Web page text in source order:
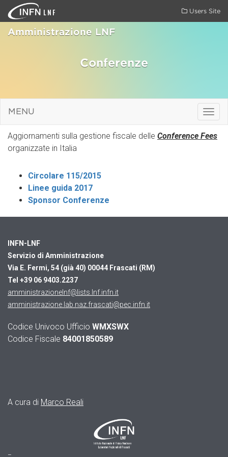
LNF Users Site
Amministrazione LNF
Conferenze
MENU
Aggiornamenti sulla gestione fiscale delle Conference Fees
organizzate in Italia
Circolare 115/2015
Linee guida 2017
Sponsor Conferenze
INFN-LNF
Servizio di Amministrazione
Via E. Fermi, 54 (già 40) 00044 Frascati (RM)
Tel +39 06 9403.2237
amministrazionelnf@lists.lnf.infn.it
amministrazione.lab.naz.frascati@pec.infn.it
Codice Univoco Ufficio WMXSWX
Codice Fiscale 84001850589
A cura di Marco Reali
–